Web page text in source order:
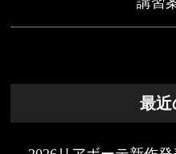
最近